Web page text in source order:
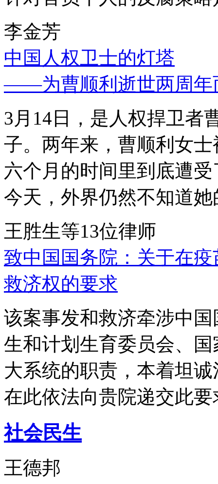
李金芳
中国人权卫士的灯塔
——为曹顺利逝世两周年
3月14日，是人权捍卫者
子。两年来，曹顺利女
六个月的时间里到底遭
今天，外界仍然不知道
王胜生等13位律师
致中国国务院：关于在
救济权的要求
该案事发和救济牵涉中
生和计划生育委员会、
大系统的职责，本着坦
在此依法向贵院递交此要
社会民生
王德邦